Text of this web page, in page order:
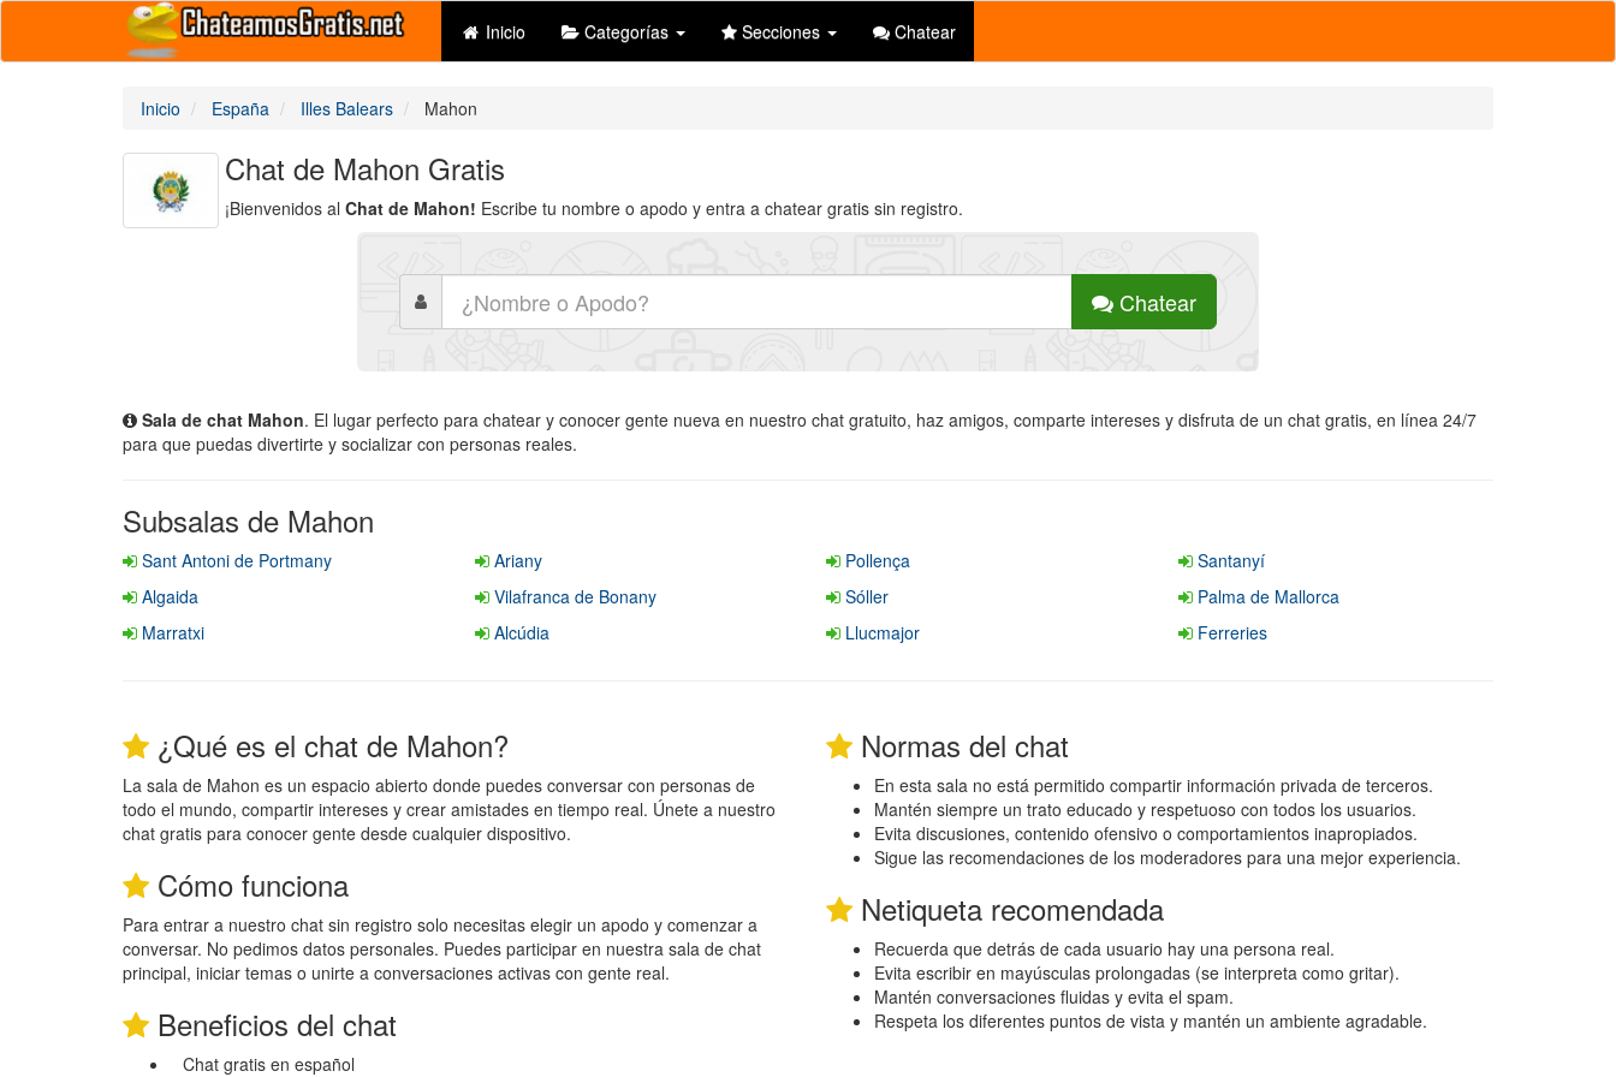
Inicio Categorías Secciones Chatear
Inicio España Illes Balears Mahon
Chat de Mahon Gratis
¡Bienvenidos al Chat de Mahon! Escribe tu nombre o apodo y entra a chatear gratis sin registro.
Chatear
Sala de chat Mahon. El lugar perfecto para chatear y conocer gente nueva en nuestro chat gratuito, haz amigos, comparte intereses y disfruta de un chat gratis, en línea 24/7
para que puedas divertirte y socializar con personas reales.
Subsalas de Mahon
Sant Antoni de Portmany Ariany Pollença
Santanyí
Algaida
Vilafranca de Bonany Sóller
Palma de Mallorca
Marratxi
Alcúdia Llucmajor Ferreries
¿Qué es el chat de Mahon?
La sala de Mahon es un espacio abierto donde puedes conversar con personas de
todo el mundo, compartir intereses y crear amistades en tiempo real. Únete a nuestro
chat gratis para conocer gente desde cualquier dispositivo.
Cómo funciona
Para entrar a nuestro chat sin registro solo necesitas elegir un apodo y comenzar a
conversar. No pedimos datos personales. Puedes participar en nuestra sala de chat
principal, iniciar temas o unirte a conversaciones activas con gente real.
Beneficios del chat
Chat gratis en español
Normas del chat
En esta sala no está permitido compartir información privada de terceros.
Mantén siempre un trato educado y respetuoso con todos los usuarios.
Evita discusiones, contenido ofensivo o comportamientos inapropiados.
Sigue las recomendaciones de los moderadores para una mejor experiencia.
Netiqueta recomendada
Recuerda que detrás de cada usuario hay una persona real.
Evita escribir en mayúsculas prolongadas (se interpreta como gritar).
Mantén conversaciones fluidas y evita el spam.
Respeta los diferentes puntos de vista y mantén un ambiente agradable.